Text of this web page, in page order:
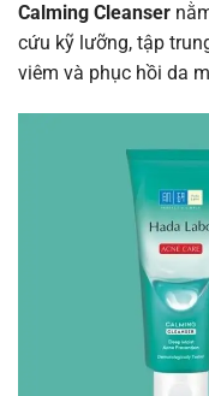
Calming Cleanser
cứu kỹ lưỡng, tập
viêm và phục hồi da